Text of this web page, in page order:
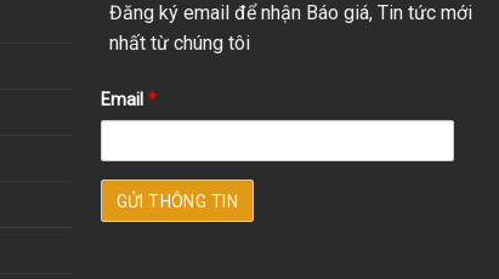
Đăng ký email để nhận Báo giá, Tin tức mới
nhất từ chúng tôi
Email *